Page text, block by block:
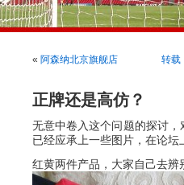
« 阿森纳北京旗舰店 转载
正牌还是高仿？
无意中卷入这个问题的探讨
已经应承上一些图片，在论
红黄两件产品，大家自己去辨